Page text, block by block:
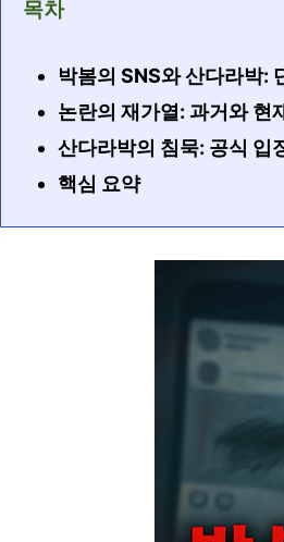
목차
박봄의 SNS와 산다라박:
논란의 재가열: 과거와 현
산다라박의 침묵: 공식 입
핵심 요약